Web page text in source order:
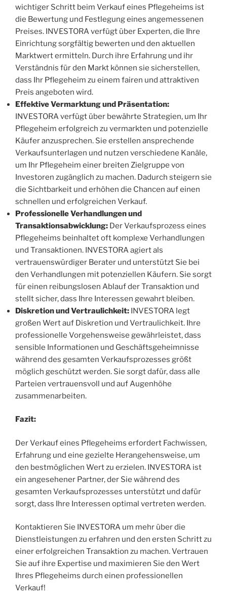
wichtiger Schritt beim Verkauf eines Pflegeheims ist
die Bewertung und Festlegung eines angemessenen
Preises. INVESTORA verfügt über Experten, die Ihre
Einrichtung sorgfältig bewerten und den aktuellen
Marktwert ermitteln. Durch ihre Erfahrung und ihr
Verständnis für den Markt können sie sicherstellen,
dass Ihr Pflegeheim zu einem fairen und attraktiven
Preis angeboten wird.
Effektive Vermarktung und Präsentation:
INVESTORA verfügt über bewährte Strategien, um Ihr
Pflegeheim erfolgreich zu vermarkten und potenzielle
Käufer anzusprechen. Sie erstellen ansprechende
Verkaufsunterlagen und nutzen verschiedene Kanäle,
um Ihr Pflegeheim einer breiten Zielgruppe von
Investoren zugänglich zu machen. Dadurch steigern sie
die Sichtbarkeit und erhöhen die Chancen auf einen
schnellen und erfolgreichen Verkauf.
Professionelle Verhandlungen und
Transaktionsabwicklung: Der Verkaufsprozess eines
Pflegeheims beinhaltet oft komplexe Verhandlungen
und Transaktionen. INVESTORA agiert als
vertrauenswürdiger Berater und unterstützt Sie bei
den Verhandlungen mit potenziellen Käufern. Sie sorgt
für einen reibungslosen Ablauf der Transaktion und
stellt sicher, dass Ihre Interessen gewahrt bleiben.
Diskretion und Vertraulichkeit: INVESTORA legt
großen Wert auf Diskretion und Vertraulichkeit. Ihre
professionelle Vorgehensweise gewährleistet, dass
sensible Informationen und Geschäftsgeheimnisse
während des gesamten Verkaufsprozesses größt
möglich geschützt werden. Sie sorgt dafür, dass alle
Parteien vertrauensvoll und auf Augenhöhe
zusammenarbeiten.
Fazit:
Der Verkauf eines Pflegeheims erfordert Fachwissen,
Erfahrung und eine gezielte Herangehensweise, um
den bestmöglichen Wert zu erzielen. INVESTORA ist
ein angesehener Partner, der Sie während des
gesamten Verkaufsprozesses unterstützt und dafür
sorgt, dass Ihre Interessen optimal vertreten werden.
Kontaktieren Sie INVESTORA um mehr über die
Dienstleistungen zu erfahren und den ersten Schritt zu
einer erfolgreichen Transaktion zu machen. Vertrauen
Sie auf ihre Expertise und maximieren Sie den Wert
Ihres Pflegeheims durch einen professionellen
Verkauf!